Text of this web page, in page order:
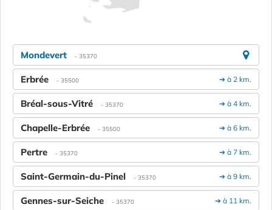
Mondevert - 35370
➔ à 2 km.
Erbrée - 35500
➔ à 4 km.
Bréal-sous-Vitré - 35370
➔ à 6 km.
Chapelle-Erbrée - 35500
➔ à 7 km.
Pertre - 35370
➔ à 9 km.
Saint-Germain-du-Pinel - 35370
➔ à 11 km.
Gennes-sur-Seiche - 35370